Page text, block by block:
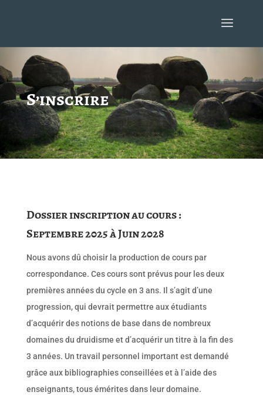
S’inscrire
Dossier inscription au cours :
Septembre 2025 à Juin 2028
Nous avons dû choisir la production de cours par
correspondance. Ces cours sont prévus pour les deux
premières années du cycle en 3 ans. Il s’agit d’une
progression, qui devrait permettre aux étudiants
d’acquérir des notions de base dans de nombreux
domaines du druidisme et d’acquérir un titre à la fin des
3 années. Un travail personnel important est demandé
grâce aux bibliographies conseillées et à l’aide des
enseignants, tous émérites dans leur domaine.